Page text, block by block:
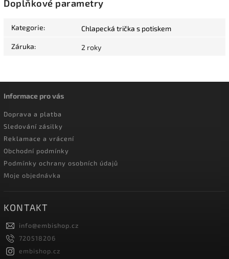
Doplňkové parametry
Kategorie: Chlapecká trička s potiskem
Záruka: 2 roky
Informace pro vás
Doprava a platba
Sledování zásilky
Reklamace a vrácení
Obchodní podmínky
Podmínky ochrany osobních údajů
Moje objednávka
KONTAKT
info@embishop.cz
720518206
embishop.cz